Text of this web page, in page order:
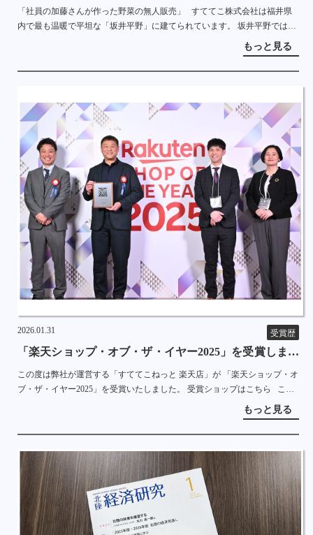
「社員の加藤さんが作った野菜の無人販売」 すててこ株式会社は福井県
内で最も温暖で平坦な「坂井平野」に建てられています。 坂井平野では稲
作が主流ですが、農家の方は二毛作として、大麦や野菜を育てています。
もっと見る
受賞歴
2026.01.31
「楽天ショップ・オブ・ザ・イヤー2025」を受賞しまし
た！
この度は弊社が運営する「すててこねっと 楽天店」が 「楽天ショップ・オ
ブ・ザ・イヤー2025」を受賞いたしました。 受賞ショップはこちら これ
もひとえに商品を購入していただいているお客様のおかげです。 これから
もっと見る